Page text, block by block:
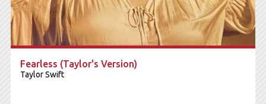
Fearless (Taylor's Version)
Taylor Swift